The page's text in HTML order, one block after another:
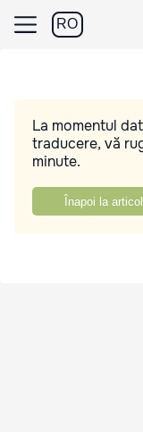
RO
La momentul
traducere, vă
minute.
Înapoi la